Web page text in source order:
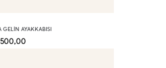
GELIN AYAKKABISI